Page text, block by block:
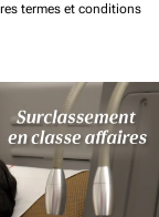
termes et conditions